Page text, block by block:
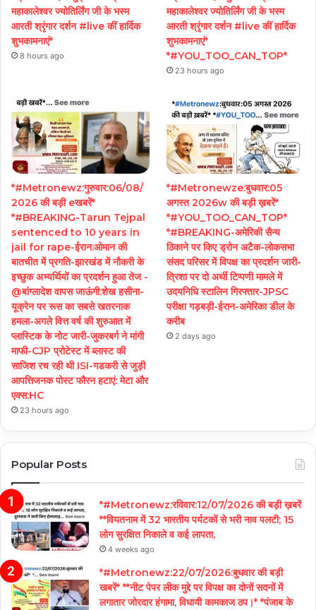
महाकालेश्वर ज्योतिर्लिंग जी के भस्म
आरती श्रृंगार दर्शन #live कीं हार्दिक
शुभकामनाएं*
8 hours ago
महाकालेश्वर ज्योतिर्लिंग जी के भस्म
आरती श्रृंगार दर्शन #live कीं हार्दिक
शुभकामनाएं*
*#YOU_TOO_CAN_TOP*
23 hours ago
*#Metronewz:गुरुवार:06/08/
2026 की बड़ी eखबरें*
*#BREAKING-Tarun Tejpal
sentenced to 10 years in
jail for rape-ईरान:ओमान की
बातचीत में प्रगति-झारखंड में नौकरी के
इच्छुक अभ्यर्थियों का प्रदर्शन हुआ तेज -
@बांग्लादेश वापस जाऊंगी:शेख हसीना-
यूक्रेन पर रूस का सबसे खतरनाक
हमला-अगले वित्त वर्ष की शुरुआत में
प्लास्टिक के नोट जारी-जुकरबर्ग ने मांगी
माफी-CJP प्रोटेस्ट में ब्लास्ट की
साजिश रच रही थी ISI-गडकरी से जुड़ी
आपत्तिजनक पोस्ट फौरन हटाएं: मेटा और
एक्स:HC
23 hours ago
*#Metronewze:बुधवार:05
अगस्त 2026w की बड़ी ख़बरें*
*#YOU_TOO_CAN_TOP*
*#BREAKING-अमेरिकी सैन्य
ठिकाने पर किए ड्रोन अटैक-लोकसभा
संसद परिसर में विपक्ष का प्रदर्शन जारी-
त्रिशा पर दो अर्थी टिप्पणी मामले में
उदयनिधि स्टालिन गिरफ्तार-JPSC
परीक्षा गड़बड़ी-ईरान-अमेरिका डील के
करीब
2 days ago
Popular Posts
*#Metronewz:रविवार:12/07/2026 की बड़ी ख़बरें
**वियतनाम में 32 भारतीय पर्यटकों से भरी नाव पलटी; 15
लोग सुरक्षित निकाले व कई लापता,
4 weeks ago
*#Metronewz:22/07/2026:बुधवार की बड़ी
खबरें* **नीट पेपर लीक मुद्दे पर विपक्ष का दोनों सदनों में
लगातार जोरदार हंगामा, विधायी कामकाज ठप।* *पंजाब के